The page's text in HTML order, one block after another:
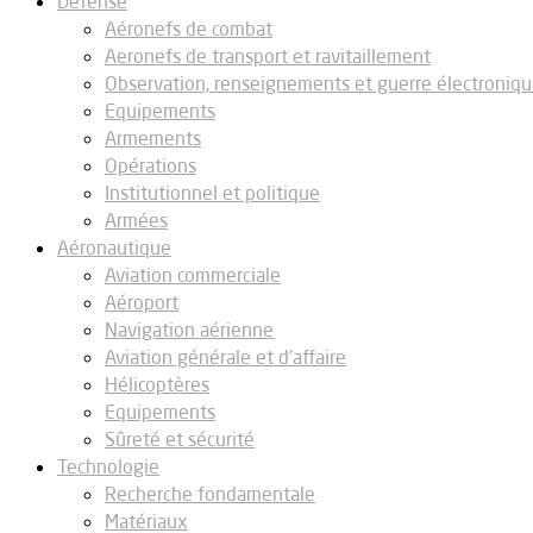
Aéronefs de combat
Aeronefs de transport et ravitaillement
Observation, renseignements et guerre
Equipements
Armements
Opérations
Institutionnel et politique
Armées
Aéronautique
Aviation commerciale
Aéroport
Navigation aérienne
Aviation générale et d’affaire
Hélicoptères
Equipements
Sûreté et sécurité
Technologie
Recherche fondamentale
Matériaux